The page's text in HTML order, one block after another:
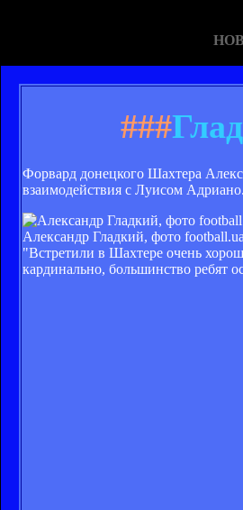
###
Форвард донецкого Шахтера
взаимодействия с Луисом Адриано.
Александр Гладкий, фото football.ua
"Встретили в Шахтере очень
кардинально, большинство ребят